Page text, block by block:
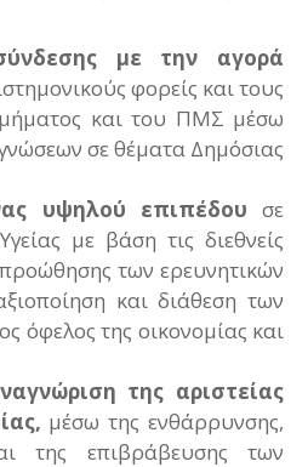
με την αγορά
φορείς και τους
και του ΠΜΣ μέσω
σε θέματα Δημόσιας
υψηλού επιπέδου σε
με βάση τις διεθνείς
προώθησης των ερευνητικών
και διάθεση των
όφελος της οικονομίας και
της αριστείας
μέσω της ενθάρρυνσης,
της επιβράβευσης των